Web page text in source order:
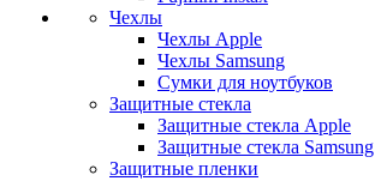
Чехлы
Чехлы Apple
Чехлы Samsung
Сумки для ноутбуков
Защитные стекла
Защитные стекла Apple
Защитные стекла Samsung
Защитные пленки